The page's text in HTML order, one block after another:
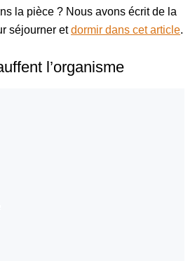
la pièce ? Nous avons écrit de la
séjourner etdormir dans cet article.
l’organisme